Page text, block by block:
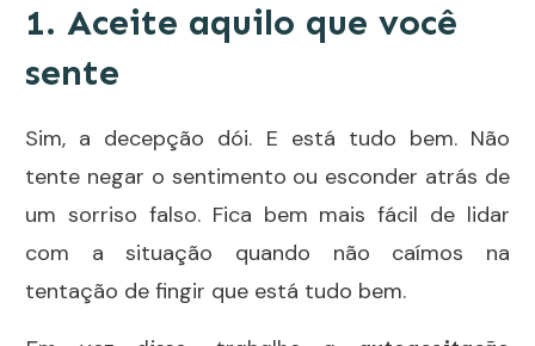
1. Aceite aquilo que você
sente
Sim, a decepção dói. E está tudo bem. Não
tente negar o sentimento ou esconder atrás de
um sorriso falso. Fica bem mais fácil de lidar
com a situação quando não caímos na
tentação de fingir que está tudo bem.